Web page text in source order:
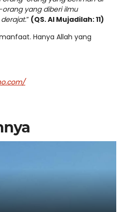
yang diberi ilmu
” (QS. Al Mujadilah: 11)
Hanya Allah yang